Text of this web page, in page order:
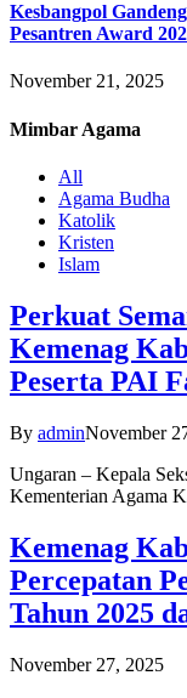
Kesbangpol
Pesantren Award
November 21, 2025
Mimbar Agama
All
Agama Budha
Katolik
Kristen
Islam
Perkuat
Kemenag
Peserta PAI
By adminNovember
Ungaran – Kepala
Kementerian Agama
Kemenag
Percepatan
Tahun 2025
November 27, 2025